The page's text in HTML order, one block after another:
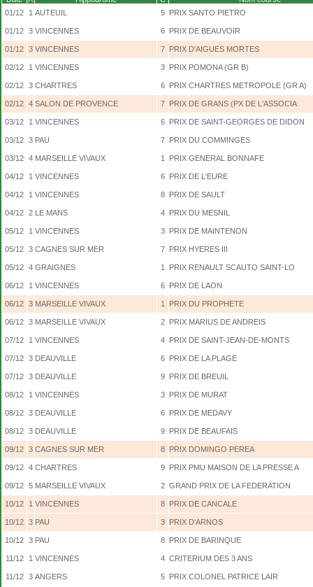
01/12
1 AUTEUIL 5 PRIX SANTO PIETRO
01/12 3 VINCENNES 6 PRIX DE BEAUVOIR
01/12 3 VINCENNES 7 PRIX D'AIGUES MORTES
02/12 1 VINCENNES 3 PRIX POMONA (GR B)
02/12 3 CHARTRES 6 PRIX CHARTRES METROPOLE (GR A)
02/12 4 SALON DE PROVENCE 7 PRIX DE GRANS (PX DE L'ASSOCIA
03/12 1 VINCENNES 6 PRIX DE SAINT-GEORGES DE DIDON
03/12 3 PAU 7 PRIX DU COMMINGES
03/12 4 MARSEILLE VIVAUX 1 PRIX GENERAL BONNAFE
04/12 1 VINCENNES 6 PRIX DE L'EURE
04/12 1 VINCENNES 8 PRIX DE SAULT
04/12 2 LE MANS 4 PRIX DU MESNIL
05/12 1 VINCENNES 3 PRIX DE MAINTENON
05/12 3 CAGNES SUR MER 7 PRIX HYERES III
05/12 4 GRAIGNES 1 PRIX RENAULT SCAUTO SAINT-LO
06/12 1 VINCENNES 6 PRIX DE LAON
06/12 3 MARSEILLE VIVAUX 1 PRIX DU PROPHETE
06/12 3 MARSEILLE VIVAUX 2 PRIX MARIUS DE ANDREIS
07/12 1 VINCENNES 4 PRIX DE SAINT-JEAN-DE-MONTS
07/12 3 DEAUVILLE 6 PRIX DE LA PLAGE
07/12 3 DEAUVILLE 9 PRIX DE BREUIL
08/12 1 VINCENNES 3 PRIX DE MURAT
08/12 3 DEAUVILLE 6 PRIX DE MEDAVY
08/12 3 DEAUVILLE 9 PRIX DE BEAUFAIS
09/12 3 CAGNES SUR MER 8 PRIX DOMINGO PEREA
09/12 4 CHARTRES 9 PRIX PMU MAISON DE LA PRESSE A
09/12 5 MARSEILLE VIVAUX 2 GRAND PRIX DE LA FEDERATION
10/12 1 VINCENNES 8 PRIX DE CANCALE
10/12 3 PAU 3 PRIX D'ARNOS
10/12 3 PAU 8 PRIX DE BARINQUE
11/12 1 VINCENNES 4 CRITERIUM DES 3 ANS
11/12 3 ANGERS 5 PRIX COLONEL PATRICE LAIR